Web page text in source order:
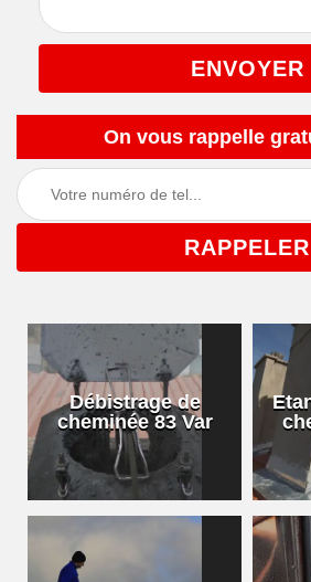
On vous rappelle
Débistrage de
cheminée 83 Var